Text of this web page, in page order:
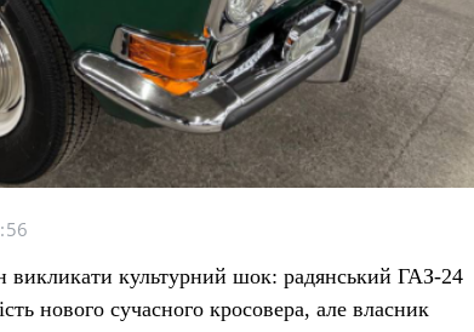
викликати культурний шок: радянський ГАЗ-24
нового сучасного кросовера, але власник